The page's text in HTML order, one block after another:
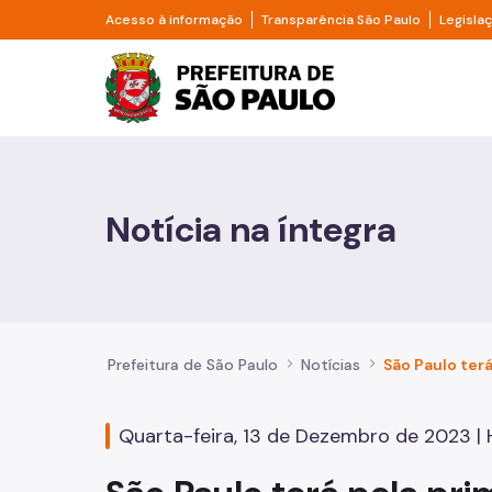
Pular para o Conteúdo principal
Acesso à informação Divisor de acesso à informação
Transparência São Paulo Divisor
Prefeitura de São
Casa e Moradia
Educação
Notícia na íntegra
Prefeitura de São Paulo Notícias
Quarta-feira, 13 de Dezembro de 2023 |